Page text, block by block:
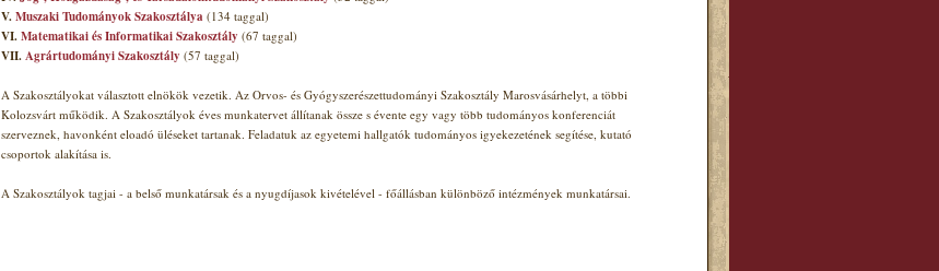
V.Muszaki Tudományok Szakosztálya (134 taggal)
VI.Matematikai és Informatikai Szakosztály (67 taggal)
VII.Agrártudományi Szakosztály (57 taggal)
A Szakosztályokat választott elnökök vezetik. Az Orvos- és Gyógyszerészettudományi Szakosztály Marosvásárhelyt, a többi
Kolozsvárt működik. A Szakosztályok éves munkatervet állítanak össze s évente egy vagy több tudományos konferenciát
szerveznek, havonként eloadó üléseket tartanak. Feladatuk az egyetemi hallgatók tudományos igyekezetének segítése, kutató
csoportok alakítása is.
A Szakosztályok tagjai - a belső munkatársak és a nyugdíjasok kivételével - főállásban különböző intézmények munkatársai.